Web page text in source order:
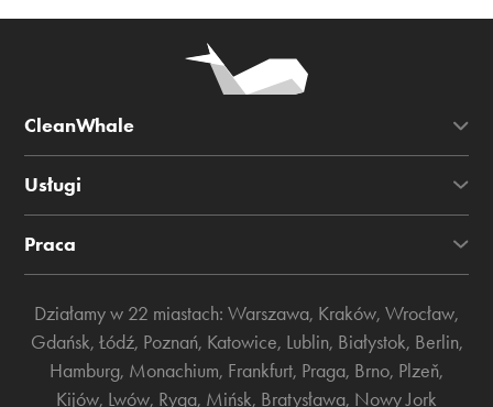
CleanWhale
Usługi
Praca
Działamy w 22 miastach: Warszawa, Kraków, Wrocław,
Gdańsk, Łódź, Poznań, Katowice, Lublin, Białystok, Berlin,
Hamburg, Monachium, Frankfurt, Praga, Brno, Plzeň,
Kijów, Lwów, Ryga, Mińsk, Bratysława, Nowy Jork